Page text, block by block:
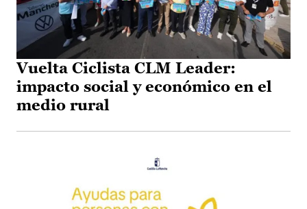
Vuelta Ciclista CLM Leader:
impacto social y económico en el
medio rural